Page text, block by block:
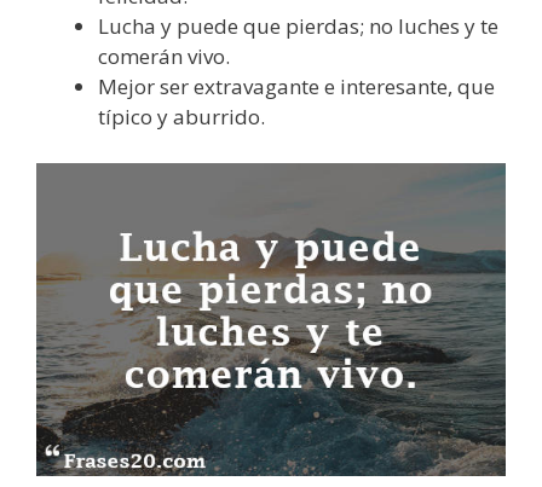
Lucha y puede que pierdas; no luches y te
comerán vivo.
Mejor ser extravagante e interesante, que
típico y aburrido.